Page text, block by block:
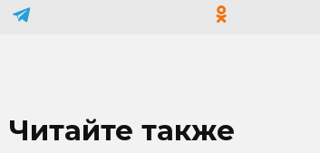
Читайте также